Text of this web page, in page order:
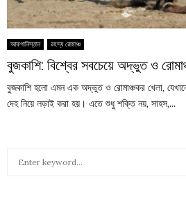
আফগানিস্তান রহস্য রোমাঞ্চ
বুজকাশি: বিশ্বের সবচেয়ে অদ্ভুত ও
বুজকাশি হলো এমন এক অদ্ভুত ও রোমাঞ্চকর খেলা,
দেহ নিয়ে লড়াই করা হয়। এতে শুধু শক্তি নয়, সাহস,...